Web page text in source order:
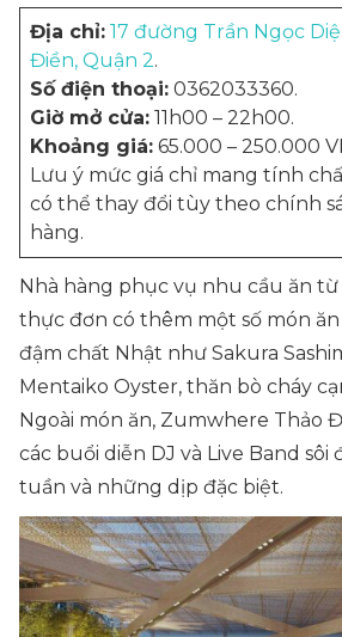
Địa chỉ: 17 đường Trần Ngọc
Điền, Quận 2.
Số điện thoại: 0362033360.
Giờ mở cửa: 11h00 – 22h00.
Khoảng giá: 65.000 – 250.000
Lưu ý mức giá chỉ mang tính
có thể thay đổi tùy theo chính
hàng.
Nhà hàng phục vụ nhu cầu ăn
thực đơn có thêm một số món
đậm chất Nhật như Sakura
Mentaiko Oyster, thăn bò cháy
Ngoài món ăn, Zumwhere Thảo
các buổi diễn DJ và Live Band sôi
tuần và những dịp đặc biệt.